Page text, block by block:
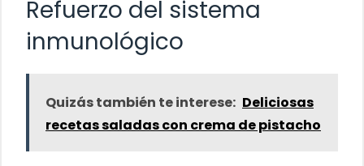
Refuerzo del sistema
inmunológico
Quizás también te interese: Deliciosas
recetas saladas con crema de pistacho